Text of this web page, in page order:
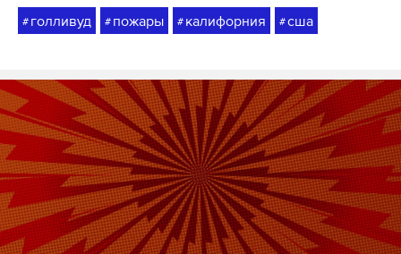
# голливуд # пожары # калифорния #сша